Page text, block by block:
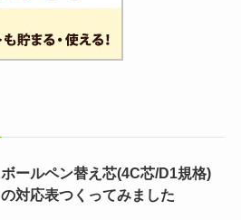
ボールペン替え芯(4C芯/D1規格)
の対応表つくってみました